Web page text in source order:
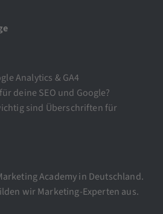
Analytics & GA4
deine SEO und Google?
sind Überschriften für
Academy in Deutschland.
wir Marketing-Experten aus.